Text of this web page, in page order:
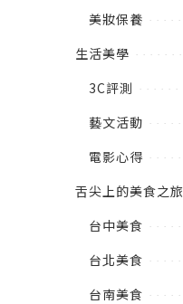
美妝保養
生活美學
3C評測
藝文活動
電影心得
舌尖上的美食之旅
台中美食
台北美食
台南美食